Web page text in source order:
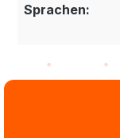
Sprachen: